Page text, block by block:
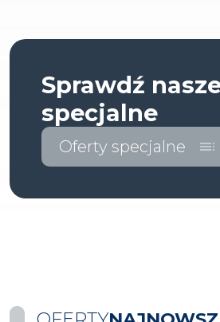
Sprawdź
specjalne
Oferty specjalne toc